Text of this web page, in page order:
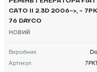
CATO II 2.3D 2006->, - 7PK10
76 DAYCO
НОВИЙ
Виробник
Артикул